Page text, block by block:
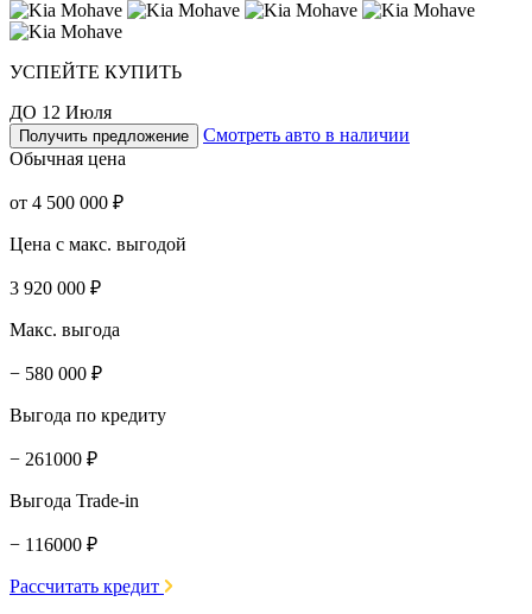
УСПЕЙТЕ КУПИТЬ
ДО 12 Июля
Получить предложение
Смотреть авто в наличии
Обычная цена
от 4 500 000 ₽
Цена с макс. выгодой
3 920 000 ₽
Макс. выгода
− 580 000 ₽
Выгода по кредиту
− 261000 ₽
Выгода Trade-in
− 116000 ₽
Рассчитать кредит